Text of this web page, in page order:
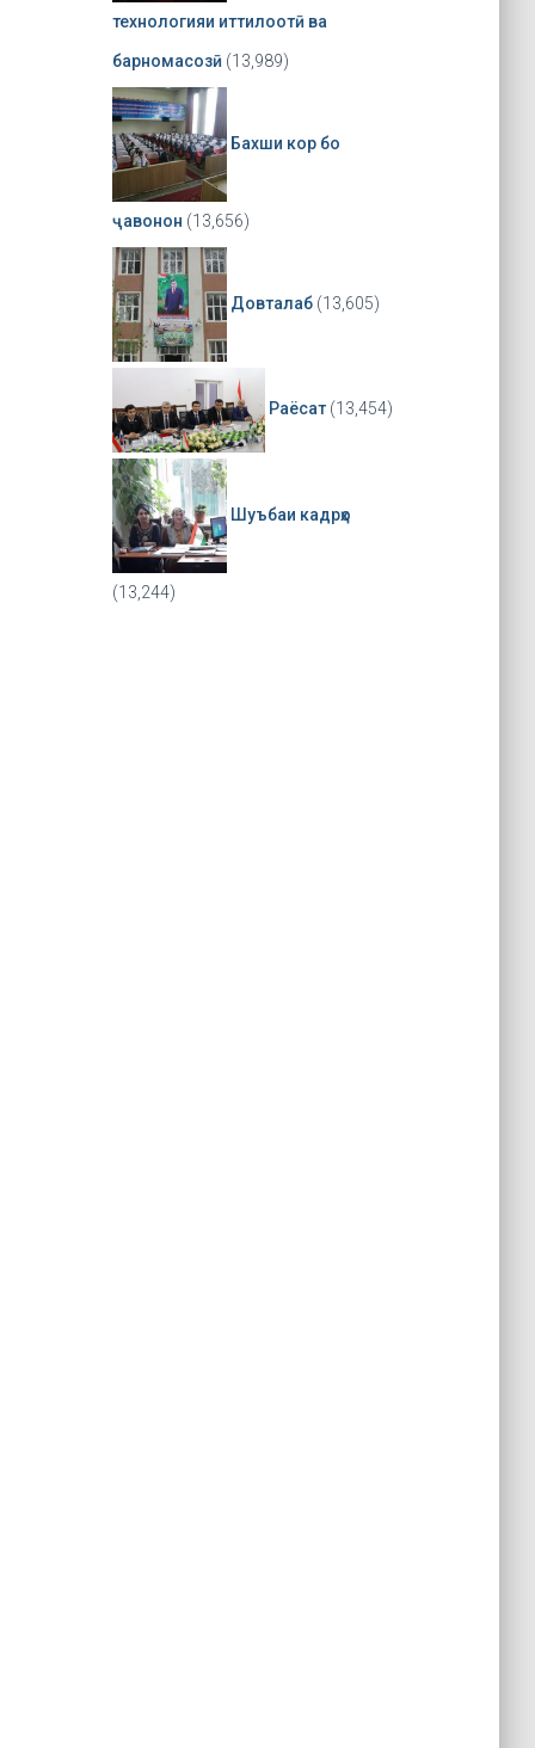
технологияи иттилоотӣ ва
барномасозӣ (13,989)
Бахши кор бо
ҷавонон (13,656)
Довталаб (13,605)
Раёсат (13,454)
Шуъбаи кадрҳо
(13,244)